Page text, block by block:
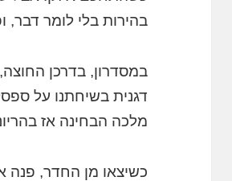
בהירות בלי לומר
במסדרון, בדרכן
דגנית בשיחתנו על
מלכה הבחינה אז
כשיצאו מן החדר, פנה